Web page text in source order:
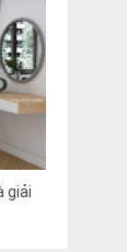
giải